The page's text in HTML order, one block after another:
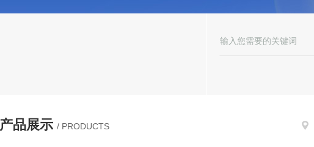
产品展示 / PRODUCTS